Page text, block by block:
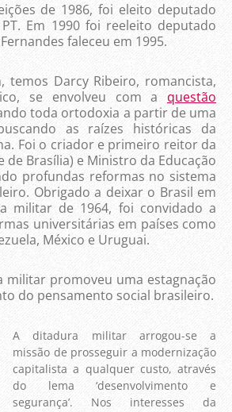
1986, foi eleito deputado
Em 1990 foi reeleito deputado
faleceu em 1995.
Darcy Ribeiro, romancista,
se envolveu com a questão
toda ortodoxia a partir de uma
as raízes históricas da
Foi o criador e primeiro reitor da
de Brasília) e Ministro da Educação
profundas reformas no sistema
Obrigado a deixar o Brasil em
militar de 1964, foi convidado a
universitárias em países como
México e Uruguai.
promoveu uma estagnação
do pensamento social brasileiro.
A ditadura militar arrogou-se a
missão de prosseguir a modernização
capitalista a qualquer custo, através
do lema ‘desenvolvimento e
segurança’. Nos interesses da